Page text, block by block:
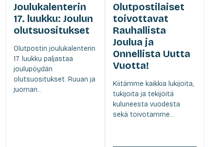
Joulukalenterin
17. luukku: Joulun
olutsuositukset
Olutpostin joulukalenterin
17. luukku paljastaa
joulupöydän
olutsuositukset. Ruuan ja
juoman...
Olutpostilaiset
toivottavat
Rauhallista
Joulua ja
Onnellista Uutta
Vuotta!
Kiitämme kaikkia lukijoita,
tukijoita ja tekijöitä
kuluneesta vuodesta
sekä toivotamme...